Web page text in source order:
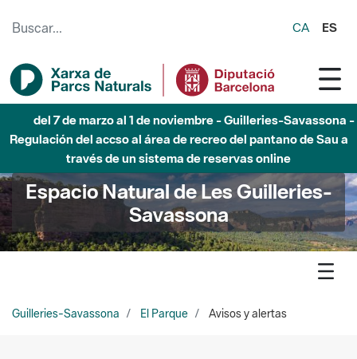
CA ES
del 7 de marzo al 1 de noviembre - Guilleries-Savassona -
Regulación del accso al área de recreo del pantano de Sau a
través de un sistema de reservas online
Espacio Natural de Les Guilleries-
Savassona
Guilleries-Savassona El Parque Avisos y alertas